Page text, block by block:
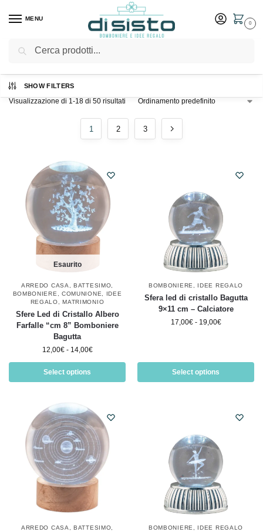
MENU
0
Home Shop
SHOW FILTERS
Visualizzazione di 1-18 di 50 risultati
1 2 3
Esaurito
ARREDO CASA ,BATTESIMO
BOMBONIERE
COMUNIONE
IDEE
REGALO ,MATRIMONIO
Sfere Led di Cristallo Albero
Farfalle “cm 8” Bomboniere
Bagutta
12,00€ - 14,00€
Select options
BOMBONIERE IDEE REGALO
Sfera led di cristallo Bagutta
9×11 cm – Calciatore
17,00€ - 19,00€
Select options
ARREDO CASA ,BATTESIMO BOMBONIERE IDEE REGALO